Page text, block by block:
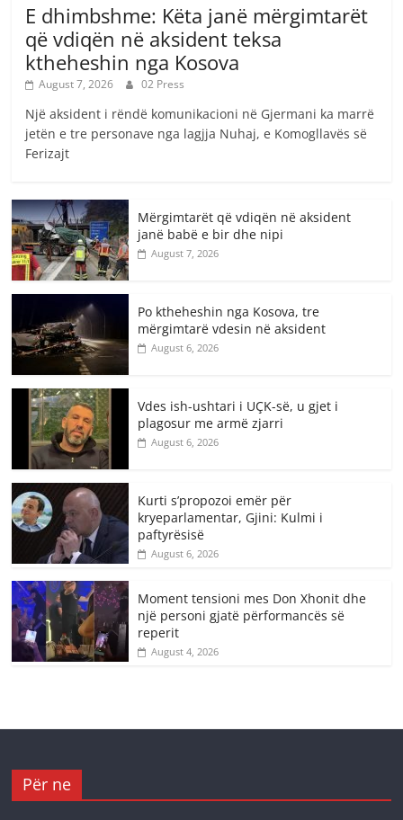
E dhimbshme: Këta janë mërgimtarët
që vdiqën në aksident teksa
ktheheshin nga Kosova
August 7, 2026 02 Press
Një aksident i rëndë komunikacioni në Gjermani ka marrë
jetën e tre personave nga lagjja Nuhaj, e Komogllavës së
Ferizajt
Mërgimtarët që vdiqën në aksident
janë babë e bir dhe nipi
August 7, 2026
Po ktheheshin nga Kosova, tre
mërgimtarë vdesin në aksident
August 6, 2026
Vdes ish-ushtari i UÇK-së, u gjet i
plagosur me armë zjarri
August 6, 2026
Kurti s’propozoi emër për
kryeparlamentar, Gjini: Kulmi i
paftyrësisë
August 6, 2026
Moment tensioni mes Don Xhonit dhe
një personi gjatë përformancës së
reperit
August 4, 2026
Për ne